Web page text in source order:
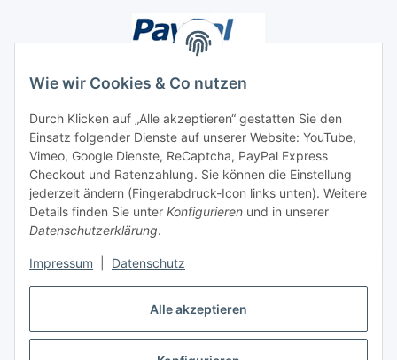
Alle akzeptieren
Wie wir Cookies & Co nutzen
Durch Klicken auf „Alle akzeptieren“ gestatten Sie den
Einsatz folgender Dienste auf unserer Website: YouTube,
Vimeo, Google Dienste, ReCaptcha, PayPal Express
Checkout und Ratenzahlung. Sie können die Einstellung
jederzeit ändern (Fingerabdruck-Icon links unten). Weitere
Details finden Sie unter Konfigurieren und in unserer
Datenschutzerklärung.
Impressum Datenschutz
Unsere Seiten
Social Media
Vertrag widerrufen